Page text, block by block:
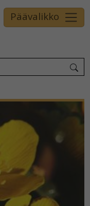
Päävalikko